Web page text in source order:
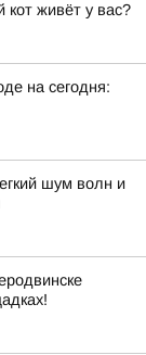
живёт у вас?
на сегодня:
шум волн и